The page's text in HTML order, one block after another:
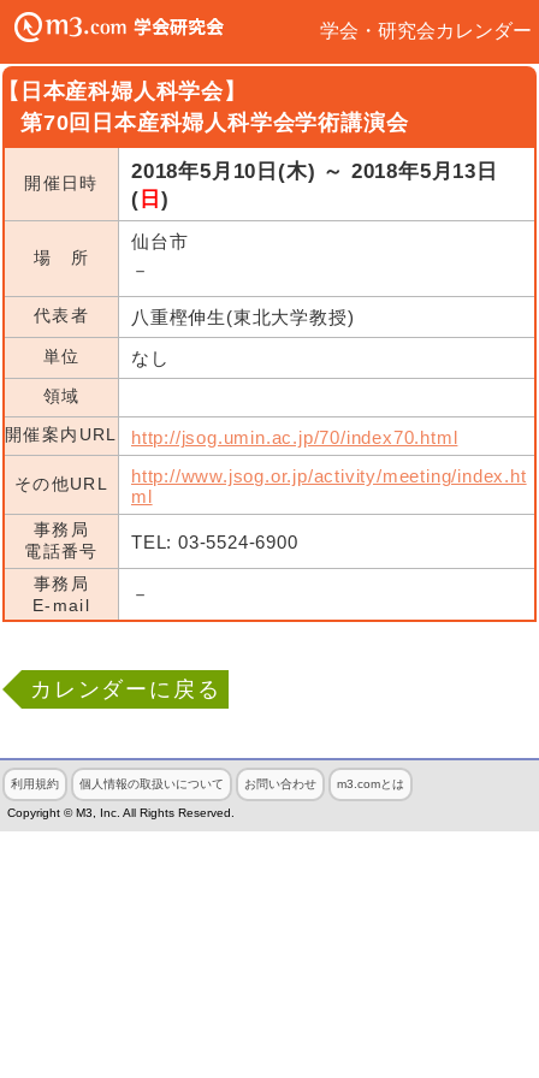
学会・研究会カレンダー
日本産科婦人科学会】
第70回日本産科婦人科学会学術講演会
開催日時
2018年5月10日(木) ～ 2018年5月13日
( 日 )
場 所
仙台市
－
代表者 八重樫伸生(東北大学教授)
単位 なし
領域
開催案内URL
http://jsog.umin.ac.jp/70/index70.html
その他URL
http://www.jsog.or.jp/activity/meeting/index.ht
ml
事務局
電話番号
TEL: 03-5524-6900
事務局
E-mail
－
カレンダーに戻る
利用規約 個人情報の取扱いについて お問い合わせ m3.comとは
Copyright © M3, Inc. All Rights Reserved.